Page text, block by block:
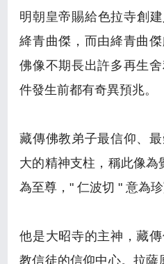
明朝皇帝賜給色拉寺創
絳青曲傑，而由絳青曲傑
佛像不期長出許多再生
件發生前都有奇異預兆。
藏傳佛教弟子最信仰、
大的精神支柱，稱此像
為至尊，" 仁波切 " 意為
他是大昭寺的主神，藏
教信徒的信仰中心。拉薩